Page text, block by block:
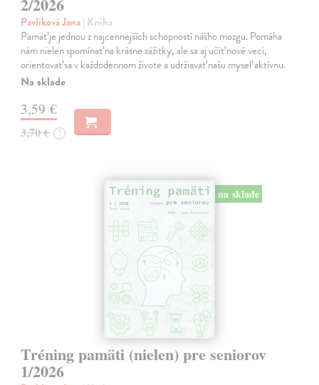
2/2026
Pavlíková Jana| Kniha
Pamäť je jednou z najcennejších schopností nášho mozgu. Pomáha
nám nielen spomínať na krásne zážitky, ale sa aj učiť nové veci,
orientovať sa v každodennom živote a udržiavať našu myseľ aktívnu.
Na sklade
3,59 €
3,70 € ?
na sklade
Tréning pamäti (nielen) pre seniorov
1/2026